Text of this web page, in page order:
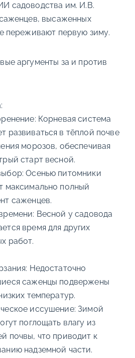
садоводства им. И.В.
высаженных
переживают первую зиму.
аргументы за и против
Корневая система
развиваться в тёплой почве
морозов, обеспечивая
старт весной.
Осенью питомники
максимально полный
саженцев.
Весной у садовода
время для других
работ.
Недостаточно
саженцы подвержены
температур.
иссушение: Зимой
поглощать влагу из
почвы, что приводит к
надземной части.